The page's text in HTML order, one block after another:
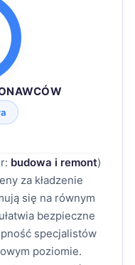
budowa i remont)
za kładzenie
się na równym
bezpieczne
specjalistów
poziomie.